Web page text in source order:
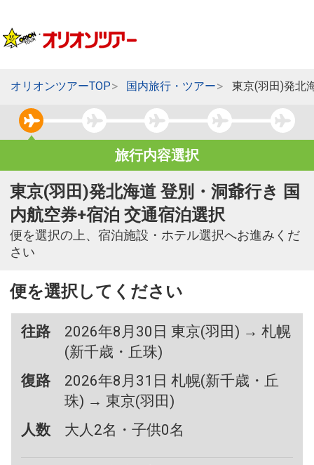
オリオンツアーTOP 国内旅行・ツアー 東京(羽田)発北
旅行内容選択
東京(羽田)発北海道 登別・洞爺行き 国
内航空券+宿泊 交通宿泊選択
便を選択の上、宿泊施設・ホテル選択へお進みくだ
さい
便を選択してください
往路
2026年8月30日 東京(羽田) → 札幌
(新千歳・丘珠)
復路
2026年8月31日 札幌(新千歳・丘
珠) → 東京(羽田)
人数
大人2名・子供0名